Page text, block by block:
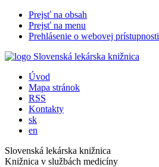
Prejsť na obsah
Prejsť na menu
Prehlásenie o webovej prístupnosti
Úvod
Mapa stránok
RSS
Kontakty
sk
en
Slovenská lekárska knižnica
Knižnica v službách medicíny